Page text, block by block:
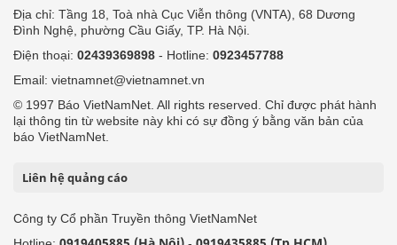
Địa chỉ: Tầng 18, Toà nhà Cục Viễn thông (VNTA), 68 Dương
Đình Nghệ, phường Cầu Giấy, TP. Hà Nội.
Điện thoại: 02439369898 - Hotline: 0923457788
Email: vietnamnet@vietnamnet.vn
© 1997 Báo VietNamNet. All rights reserved. Chỉ được phát hành
lại thông tin từ website này khi có sự đồng ý bằng văn bản của
báo VietNamNet.
Liên hệ quảng cáo
Công ty Cổ phần Truyền thông VietNamNet